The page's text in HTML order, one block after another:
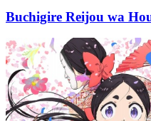
Buchigire Reijou wa